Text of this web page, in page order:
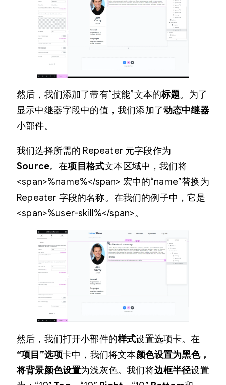
然后，我们添加了带有“技能”文本的标题。为了
显示中继器字段中的值，我们添加了动态中继器
小部件。
我们选择所需的 Repeater 元字段作为
Source。在项目格式文本区域中，我们将
<span>%name%</span> 宏中的“name”替换为
Repeater 字段的名称。在我们的例子中，它是
<span>%user-skill%</span>。
然后，我们打开小部件的样式设置选项卡。在
“项目”选项卡中，我们将文本颜色设置为黑色，
将背景颜色设置为浅灰色。我们将边框半径设置